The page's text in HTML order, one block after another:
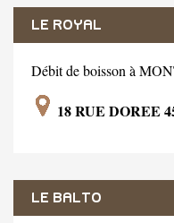
LE ROYAL
Débit de boisson à
18 RUE DOREE
LE BALTO